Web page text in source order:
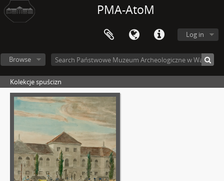
PMA-AtoM
Log in
Browse
Kolekcje spuścizn